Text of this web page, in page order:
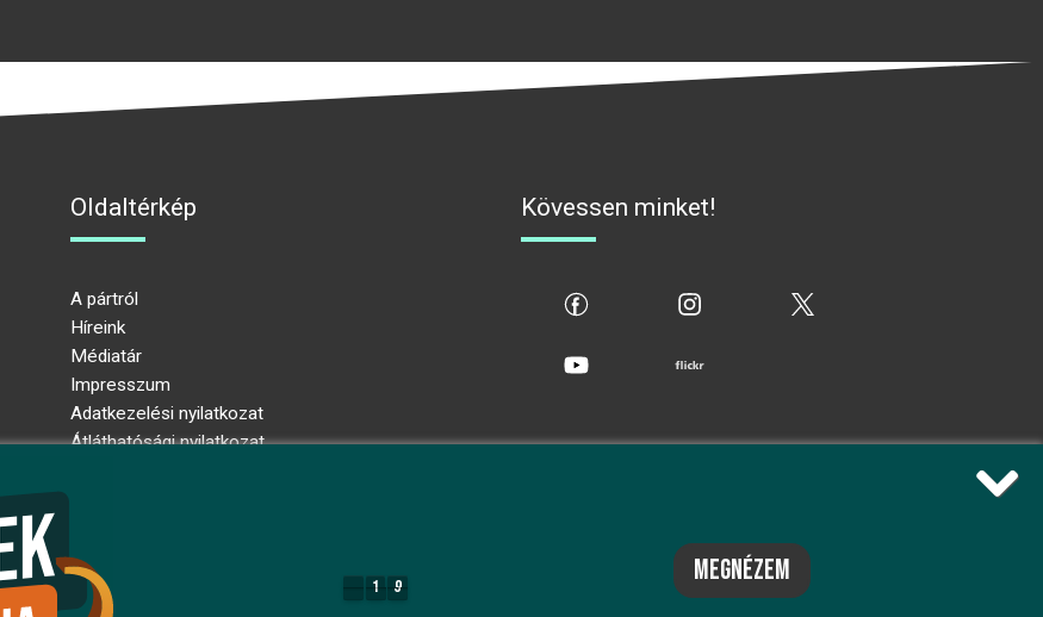
Oldaltérkép
A pártról
Híreink
Médiatár
Impresszum
Adatkezelési nyilatkozat
Átláthatósági nyilatkozat
Kövessen minket!
flickr
11 9
8
9
megnézem